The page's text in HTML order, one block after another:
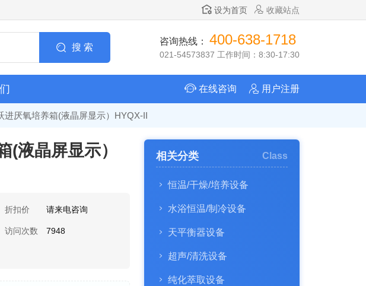
设为首页 收藏站点
搜 索
咨询热线： 400-638-1718
021-54573837 工作时间：8:30-17:30
在线咨询 用户注册
进厌氧培养箱(液晶屏显示）HYQX-II
(液晶屏显示）
折扣价 请来电咨询
访问次数 7948
相关分类 Class
恒温/干燥/培养设备
水浴恒温/制冷设备
天平衡器设备
超声/清洗设备
纯化萃取设备